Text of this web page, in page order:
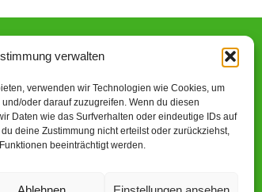
verwalten
verwenden wir Technologien wie Cookies, um
oder darauf zuzugreifen. Wenn du diesen
Daten wie das Surfverhalten oder eindeutige IDs auf
deine Zustimmung nicht erteilst oder zurückziehst,
beeinträchtigt werden.
an qualifizierten Käufen.